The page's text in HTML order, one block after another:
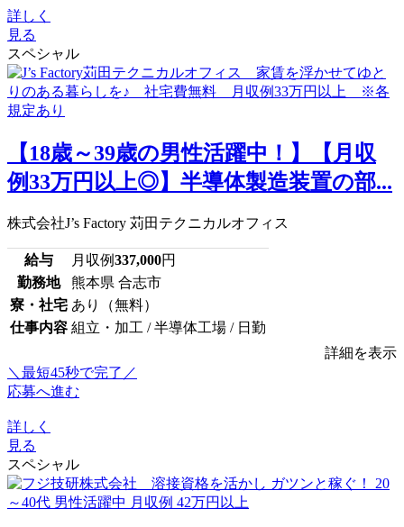
詳しく
見る
スペシャル
【18歳～39歳の男性活躍中！】【月収
例33万円以上◎】半導体製造装置の部...
株式会社J’s Factory 苅田テクニカルオフィス
給与 月収例337,000円
勤務地
熊本県 合志市
寮・社宅 あり（無料）
仕事内容 組立・加工 / 半導体工場 / 日勤
詳細を表示
＼最短45秒で完了／
応募へ進む
詳しく
見る
スペシャル